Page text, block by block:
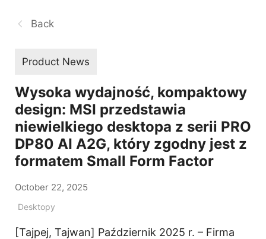
Back
Product News
Wysoka wydajność, kompaktowy
design: MSI przedstawia
niewielkiego desktopa z serii PRO
DP80 AI A2G, który zgodny jest z
formatem Small Form Factor
October 22, 2025
Desktopy
[Tajpej, Tajwan] Październik 2025 r. – Firma